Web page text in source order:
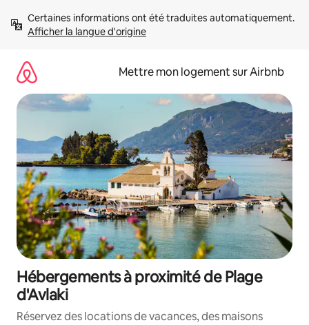
directement
Afficher la langue d'origine
Mettre mon logement sur Airbnb
Hébergements à proximité de Plage
d'Avlaki
Réservez des locations de vacances, des maisons